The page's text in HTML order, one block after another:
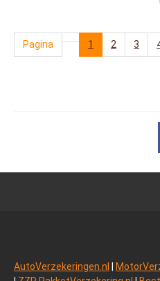
Pagina 1 2 3
AutoVerzekeringen.nl